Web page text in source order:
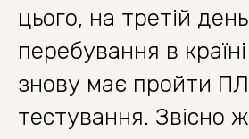
цього, на третій день
перебування в
знову має пройти
тестування. Звісно